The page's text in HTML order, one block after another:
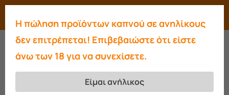
Skip
main
content
searchaccount
Αρχική σελίδα
Πέτρες ατμού-Αρωματικά
Αρωματικά κεριά Starbuzz Citrus Berry
Close
Η πώληση προϊόντων καπνού σε ανηλίκους
δεν επιτρέπεται! Επιβεβαιώστε ότι είστε
άνω των 18 για να συνεχίσετε.
Είμαι ανήλικος